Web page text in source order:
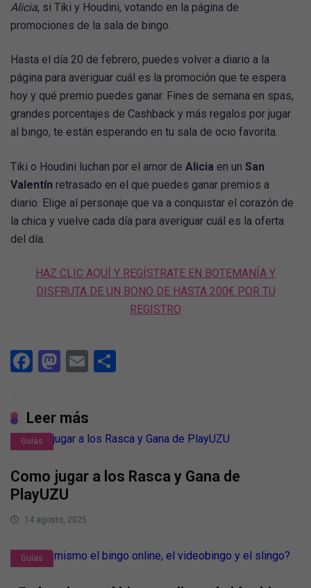
Alicia, si Tiki y Houdini, votando en la página de
promociones de la sala de bingo.
Hasta el día 20 de febrero, puedes volver a diario a la
página para averiguar cuál es la promoción que te espera
hoy y qué premio puedes ganar. Fines de semana en spas,
grandes porcentajes de Cashback y más regalos por jugar
al bingo, te están esperando en tu sala de ocio favorita.
Tiki o Houdini luchan por el amor de Alicia en un San
Valentín retrasado en el que puedes ganar premios a
diario. Elige al personaje que va a conquistar el corazón de
la chica y vuelve cada día para averiguar cuál es la oferta
del día.
HAZ CLIC AQUÍ Y REGÍSTRATE EN BOTEMANÍA Y
DISFRUTA DE UN BONO DE HASTA 200€ POR TU
REGISTRO
Facebook
Mastodon
Email
Leer más
Guías
Como jugar a los Rasca y Gana de
PlayUZU
14 agosto, 2025
Guías